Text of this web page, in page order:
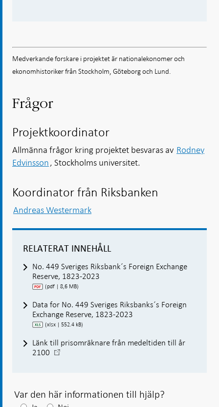
Medverkande forskare i projektet är nationalekonomer och
ekonomhistoriker från Stockholm, Göteborg och Lund.
Frågor
Projektkoordinator
Allmänna frågor kring projektet besvaras av Rodney
Edvinsson, Stockholms universitet.
Koordinator från Riksbanken
Andreas Westermark
RELATERAT INNEHÅLL
No. 449 Sveriges Riksbank´s Foreign Exchange
Reserve, 1823-2023
(pdf | 8,6 MB)
Data for No. 449 Sveriges Riksbanks´s Foreign
Exchange Reserve, 1823-2023
(xlsx | 552.4 kB)
Länk till prisomräknare från medeltiden till år
2100
flik
Var den här informationen till hjälp?